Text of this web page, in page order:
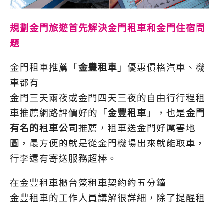
規劃金門旅遊首先解決金門租車和金門住宿問
題
金門租車推薦「 金豐租車 」優惠價格汽車、機
車都有
金門三天兩夜或金門四天三夜的自由行行程租
車推薦網路評價好的「 金豐租車 」，也是金門
有名的租車公司推薦，租車送金門好厲害地
圖，最方便的就是從金門機場出來就能取車，
行李還有寄送服務超棒。
在金豐租車櫃台簽租車契約約五分鐘
金豐租車的工作人員講解很詳細，除了提醒租